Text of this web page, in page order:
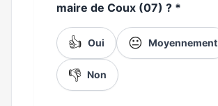
maire de Coux (07) ? *
👍 Oui 😐 Moyennement
👎 Non